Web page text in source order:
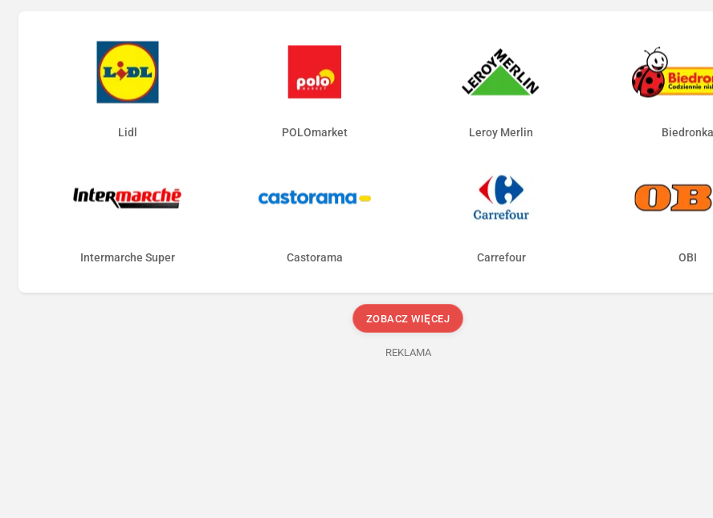
Lidl POLOmarket Leroy Merlin Biedronka
Intermarche Super Castorama Carrefour OBI
ZOBACZ WIĘCEJ
REKLAMA